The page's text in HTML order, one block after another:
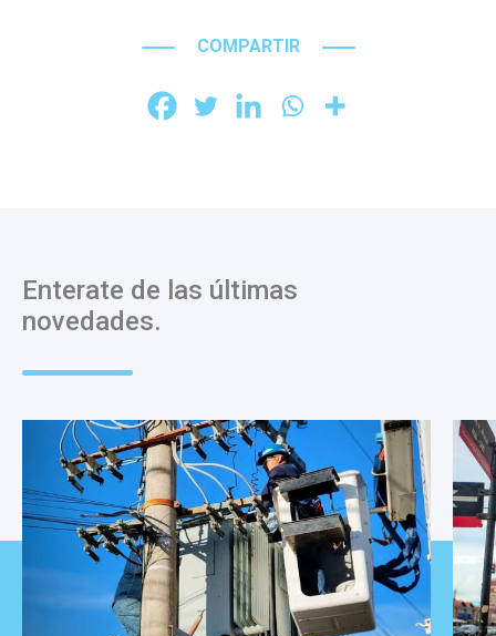
COMPARTIR
Enterate de las últimas
novedades.